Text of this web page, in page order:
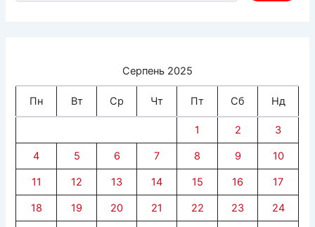
Серпень 2025
Пн Вт Ср Чт Пт Сб Нд
1 2 3
4 5 6 7 8 9 10
11 12 13 14 15 16 17
18 19 20 21 22 23 24